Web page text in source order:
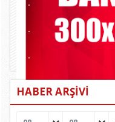
HABER ARŞİVİ